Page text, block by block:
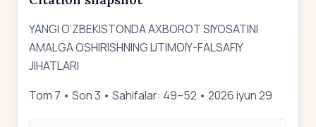
YANGI O‘ZBEKISTONDA AXBOROT SIYOSATINI
AMALGA OSHIRISHNING IJTIMOIY-FALSAFIY
JIHATLARI
Tom 7 • Son 3 • Sahifalar: 49–52 • 2026 iyun 29